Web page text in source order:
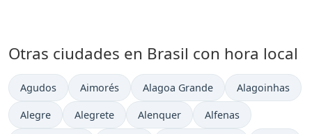
Otras ciudades en Brasil con hora local
Hora actual en
Agudos Hora actual en
Aimorés Hora actual en
Alagoa Grande Hora actual en
Alagoinhas
Hora actual en
Alegre Hora actual en
Alegrete Hora actual en
Alenquer Hora actual en
Alfenas